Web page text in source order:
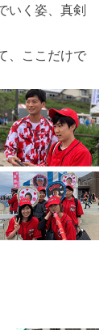
いく姿、真剣
、ここだけで